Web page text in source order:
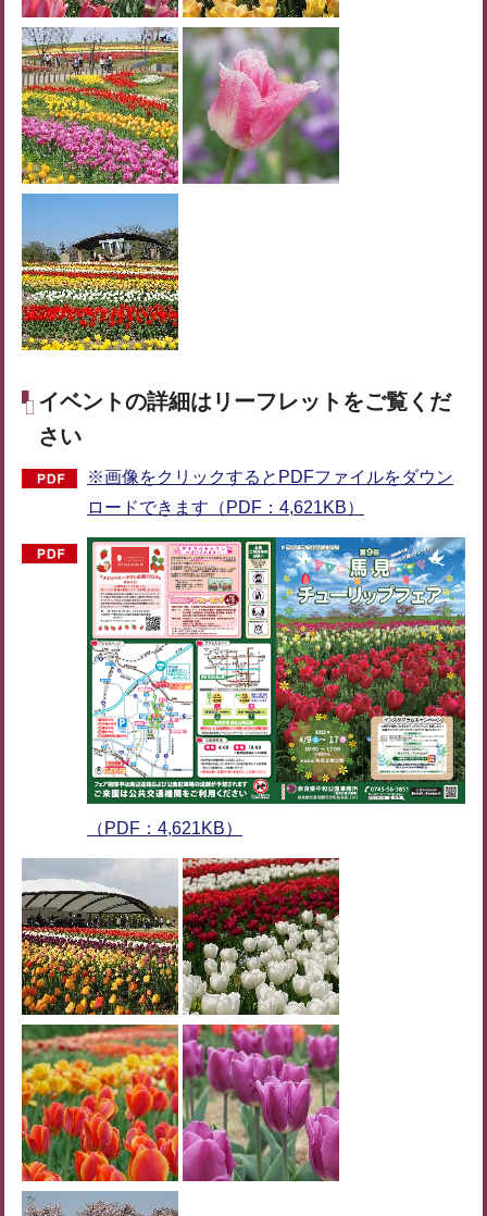
イベントの詳細はリーフレットをご覧くだ
さい
※画像をクリックするとPDFファイルをダウン
ロードできます（PDF：4,621KB）
（PDF：4,621KB）